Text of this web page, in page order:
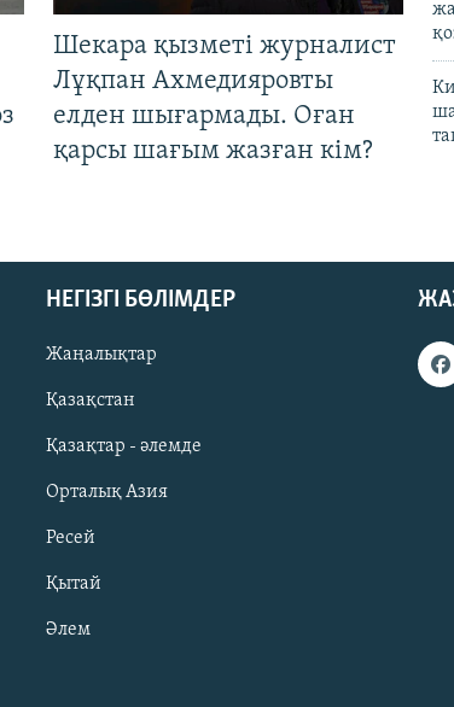
Шекара қызметі журналист
Лұқпан Ахмедияровты
елден шығармады. Оған
қарсы шағым жазған кім?
НЕГІЗГІ БӨЛІМДЕР
Жаңалықтар
Қазақстан
Қазақтар - әлемде
Орталық Азия
Ресей
Қытай
Әлем